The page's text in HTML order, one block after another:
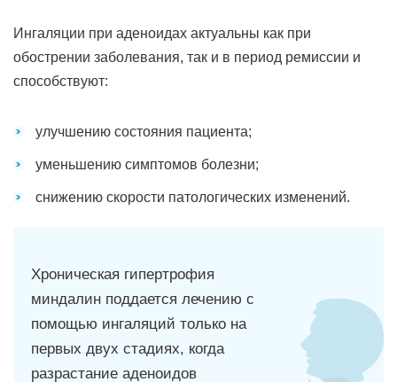
Ингаляции при аденоидах актуальны как при
обострении заболевания, так и в период ремиссии и
способствуют:
улучшению состояния пациента;
уменьшению симптомов болезни;
снижению скорости патологических изменений.
Хроническая гипертрофия
миндалин поддается лечению с
помощью ингаляций только на
первых двух стадиях, когда
разрастание аденоидов